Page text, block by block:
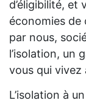
d’éligibilité, et
économies de
par nous,
l’isolation, un
vous qui vivez
L’isolation à